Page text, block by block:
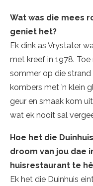
Wat was die mees
geniet het?
Ek dink as Vrystater
met kreef in 1978.
sommer op die strand
kombers met ’n klein
geur en smaak kom
wat ek nooit sal
Hoe het die
droom van jou dae
huisrestaurant te
Ek het die Duinhuis